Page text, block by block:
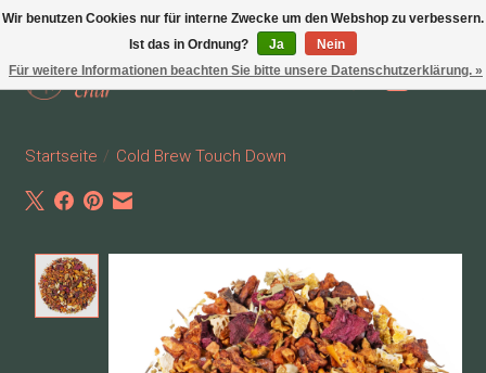
Wunschzettel
Ihr
Startseite / Cold Brew Touch Down
Product image slideshow Items
Wir benutzen Cookies nur für interne Zwecke um den Webshop zu verbessern.
Ist das in Ordnung?
Ja
Nein
Für weitere Informationen beachten Sie bitte unsere Datenschutzerklärung. »